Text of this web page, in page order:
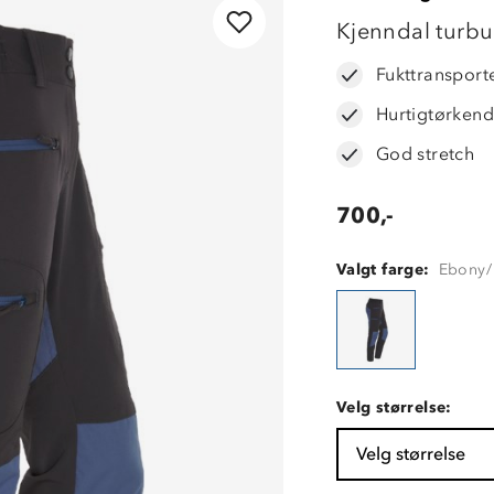
Kjenndal
God stretch
700,-
Valgt farge:
Velg størrelse:
Velg størrelse